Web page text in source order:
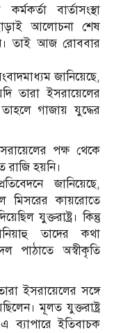
বার্তাসংস্থা
আলোচনা শেষ
তাই আজ রোববার
জানিয়েছে,
তারা ইসরায়েলের
গাজায় যুদ্ধের
পক্ষ থেকে
রাজি হয়নি।
জানিয়েছে,
মিসরের কায়রোতে
যুক্তরাষ্ট্র। কিন্তু
তাদের কথা
পাঠাতে অস্বীকৃতি
ইসরায়েলের সঙ্গে
মূলত যুক্তরাষ্ট্র
ব্যাপারে ইতিবাচক